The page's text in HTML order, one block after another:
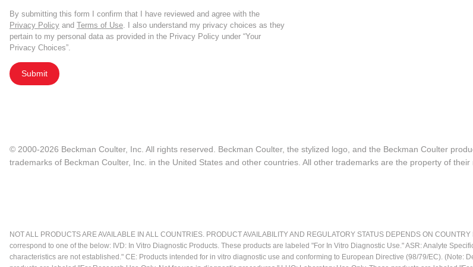
By submitting this form I confirm that I have reviewed and agree with the
Privacy Policy and Terms of Use. I also understand my privacy choices as they
pertain to my personal data as provided in the Privacy Policy under “Your
Privacy Choices”.
Submit
© 2000-2026 Beckman Coulter, Inc. All rights reserved. Beckman Coulter, the stylized logo, and the Beckman Coulter
trademarks of Beckman Coulter, Inc. in the United States and other countries. All other trademarks are the property of their
NOT ALL PRODUCTS ARE AVAILABLE IN ALL COUNTRIES. PRODUCT AVAILABILITY AND REGULATORY STATUS DEPENDS ON
correspond to one of the below: IVD: In Vitro Diagnostic Products. These products are labeled "For In Vitro Diagnostic Use." ASR: Analyte
characteristics are not established." CE: Products intended for in vitro diagnostic use and conforming to European Directive (98/79/EC). (Note: